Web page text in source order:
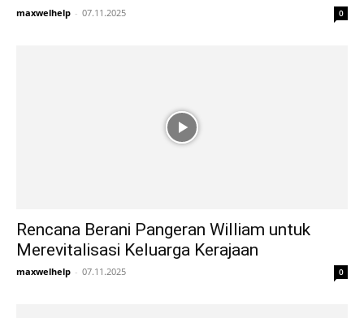
maxwelhelp - 07.11.2025 0
Rencana Berani Pangeran William untuk
Merevitalisasi Keluarga Kerajaan
maxwelhelp - 07.11.2025 0